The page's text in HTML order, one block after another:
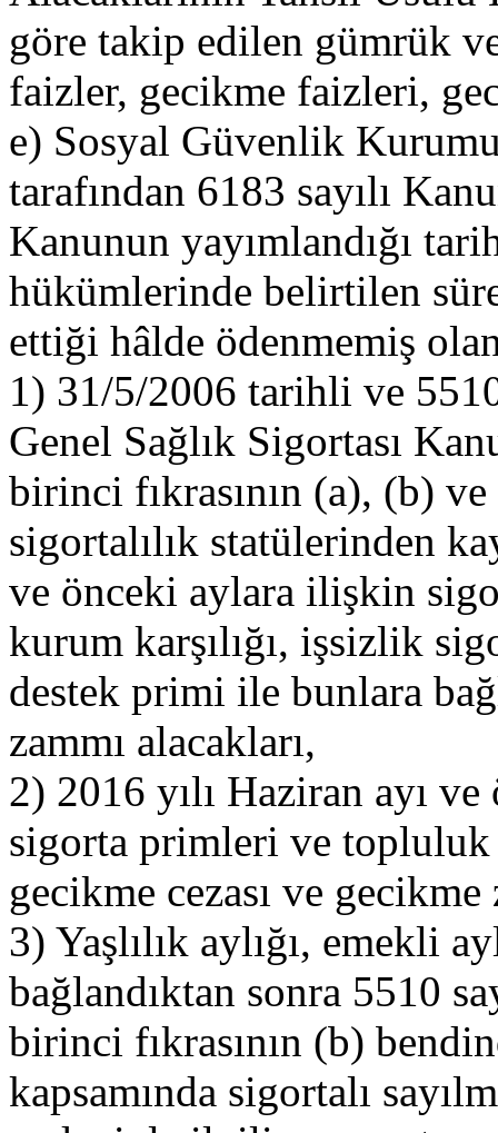
göre takip edilen gümrük
faizler, gecikme faizleri,
e) Sosyal Güvenlik
tarafından 6183 sayılı
Kanunun yayımlandığı
hükümlerinde belirtilen
ettiği hâlde ödenmemiş
1) 31/5/2006 tarihli ve
Genel Sağlık Sigortası
birinci fıkrasının (a), (b)
sigortalılık statülerinden
ve önceki aylara ilişkin
kurum karşılığı, işsizlik
destek primi ile bunlara
zammı alacakları,
2) 2016 yılı Haziran ayı
sigorta primleri ve topluluk
gecikme cezası ve gecikme
3) Yaşlılık aylığı, emekli
bağlandıktan sonra 5510
birinci fıkrasının (b)
kapsamında sigortalı